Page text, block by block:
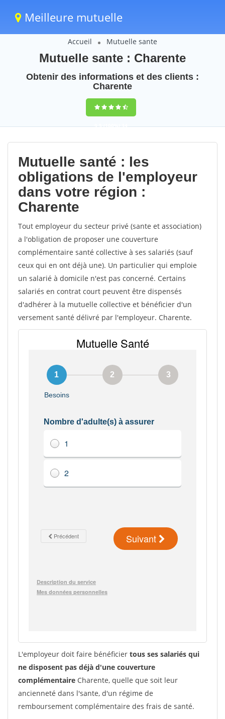
Meilleure mutuelle
Accueil Mutuelle sante
Mutuelle sante : Charente
Obtenir des informations et des clients :
Charente
9,5(100%)34
votes
Mutuelle santé : les
obligations de l'employeur
dans votre région :
Charente
Tout employeur du secteur privé (sante et association)
a l'obligation de proposer une couverture
complémentaire santé collective à ses salariés (sauf
ceux qui en ont déjà une). Un particulier qui emploie
un salarié à domicile n'est pas concerné. Certains
salariés en contrat court peuvent être dispensés
d'adhérer à la mutuelle collective et bénéficier d'un
versement santé délivré par l'employeur. Charente.
L'employeur doit faire bénéficier tous ses salariés qui
ne disposent pas déjà d'une couverture
complémentaire Charente, quelle que soit leur
ancienneté dans l'sante, d'un régime de
remboursement complémentaire des frais de santé.